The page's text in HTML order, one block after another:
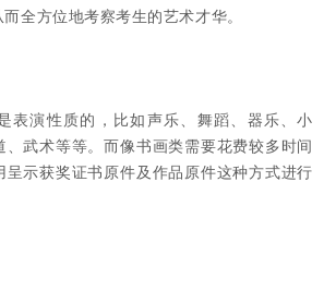
全方位地考察考生的艺术才华。
表演性质的，比如声乐、舞蹈、器乐、小
武术等等。而像书画类需要花费较多时间
呈示获奖证书原件及作品原件这种方式进行